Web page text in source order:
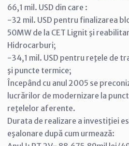
66,1 mil. USD din care :
-32 mil. USD pentru finalizarea
50MW de la CET Lignit şi
Hidrocarburi;
-34,1 mil. USD pentru reţele de
şi puncte termice;
Începând cu anul 2005 se
lucrărilor de modernizare la
reţelelor aferente.
Durata de realizare a investiţiei
eşalonare după cum urmează: